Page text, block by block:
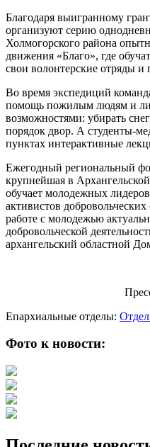
Благодаря выигранному
организуют серию
Холмогорского района
движения «Благо», где
свои волонтерские отряды и
Во время экспедиций
помощь пожилым людям и
возможностями: убирать
порядок двор. А студенты-
пунктах интерактивные
Ежегодный региональный
крупнейшая в
обучает молодежных
активистов
работе с молодежью
добровольческой
архангельский областной
Епархиальные отделы:
Фото к новости: